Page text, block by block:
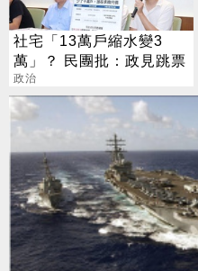
社宅「13萬戶縮水變3
萬」？ 民團批：政見跳票
政治